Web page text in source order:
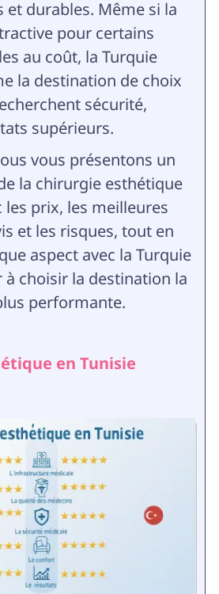
et durables. Même si la
pour certains
au coût, la Turquie
la destination de choix
sécurité,
supérieurs.
vous présentons un
la chirurgie esthétique
les prix, les meilleures
et les risques, tout en
aspect avec la Turquie
à choisir la destination la
performante.
en Tunisie